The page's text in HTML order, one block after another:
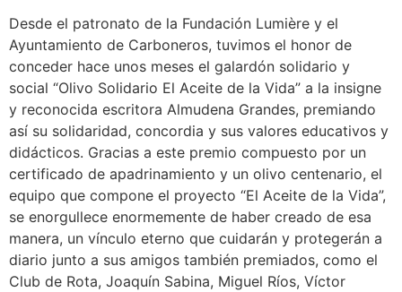
Desde el patronato de la Fundación Lumière y el
Ayuntamiento de Carboneros, tuvimos el honor de
conceder hace unos meses el galardón solidario y
social “Olivo Solidario El Aceite de la Vida” a la insigne
y reconocida escritora Almudena Grandes, premiando
así su solidaridad, concordia y sus valores educativos y
didácticos. Gracias a este premio compuesto por un
certificado de apadrinamiento y un olivo centenario, el
equipo que compone el proyecto “El Aceite de la Vida”,
se enorgullece enormemente de haber creado de esa
manera, un vínculo eterno que cuidarán y protegerán a
diario junto a sus amigos también premiados, como el
Club de Rota, Joaquín Sabina, Miguel Ríos, Víctor